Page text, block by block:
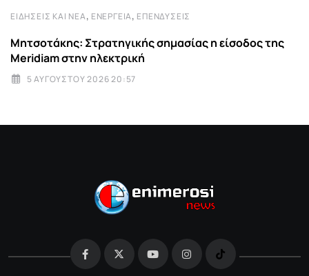
ΕΙΔΉΣΕΙΣ ΚΑΙ ΝΈΑ, ΕΝΈΡΓΕΙΑ, ΕΠΕΝΔΎΣΕΙΣ
Μητσοτάκης: Στρατηγικής σημασίας η είσοδος της
Meridiam στην ηλεκτρική
5 ΑΥΓΟΎΣΤΟΥ 2026 20:57